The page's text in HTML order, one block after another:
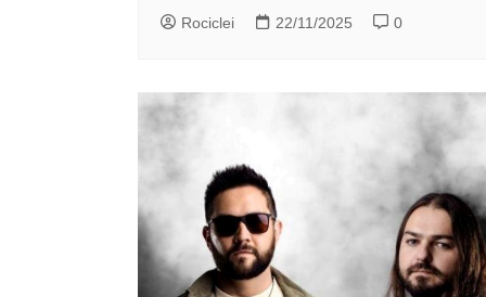
Rociclei 22/11/2025 0